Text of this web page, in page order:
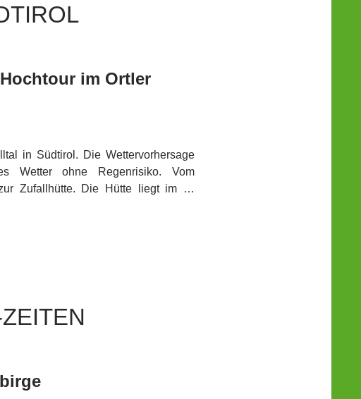
im Ortler
in Südtirol. Die Wettervorhersage
Wetter ohne Regenrisiko. Vom
Zufallhütte.
Die Hütte liegt im …